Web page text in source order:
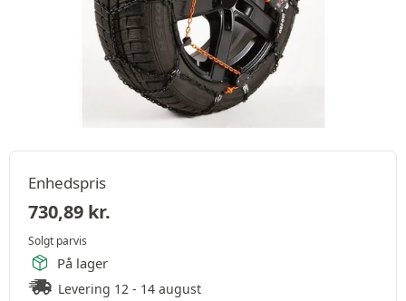
Enhedspris
730,89 kr.
Solgt parvis
På lager
Levering 12 - 14 august